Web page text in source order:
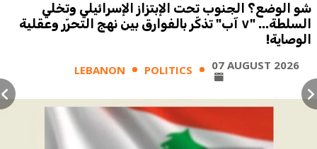
شو الوضع؟ الجنوب تحت الإبتزاز الإسرائيلي وتخلي
السلطة... "٧ آب" تذكّر بالفوارق بين نهج التحرّر وعقلية
الوصاية!
LEBANON POLITICS 07 AUGUST 2026